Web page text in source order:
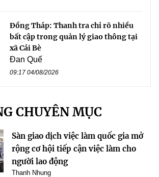
Đồng Tháp: Thanh tra chỉ rõ nhiều
bất cập trong quản lý giao thông tại
xã Cái Bè
Đan Quế
09:17 04/08/2026
CHUYÊN MỤC
Sàn giao dịch việc làm quốc gia mở
rộng cơ hội tiếp cận việc làm cho
người lao động
Thanh Nhung